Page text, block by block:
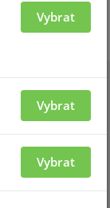
Vybrat
Vybrat
Vybrat